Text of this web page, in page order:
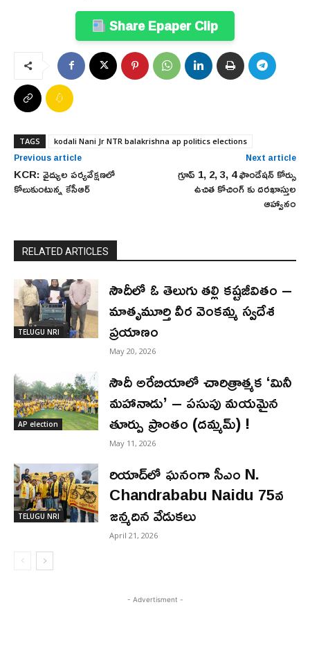
Share Epaper Clip
TAGS kodali Nani Jr NTR balakrishna ap politics elections
Previous article
KCR: వైద్యుల పర్యవేక్షణలో
కోలుకుంటున్న కేసీఆర్
Next article
గ్రూప్ 1, 2, 3, 4 ఫౌండేషన్ కోర్సు
ఉచిత కోచింగ్ కు దరఖాస్తుల
ఆహ్వానం
RELATED ARTICLES
TELUGU NRI
సౌదీలో ఓ తెలుగు తల్లి కష్టజీవితం –
మాతృమూర్తి వీర వెంకమ్మ స్వదేశ
ప్రయాణం
May 20, 2026
AP election
సౌదీ అరేబియాలో చారిత్రాత్మక ‘మినీ
మహానాడు’ – పసుపు మయమైన
తూర్పు ప్రాంతం (దమ్మమ్) !
May 11, 2026
TELUGU NRI
రియాద్‌లో ఘనంగా సీఎం N.
Chandrababu Naidu 75వ
జన్మదిన వేడుకలు
April 21, 2026
- Advertisment -